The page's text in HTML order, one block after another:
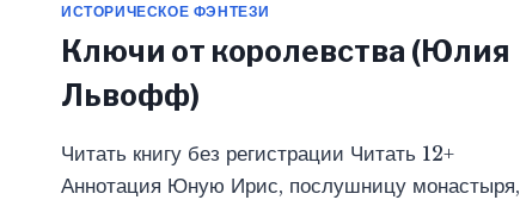
ИСТОРИЧЕСКОЕ ФЭНТЕЗИ
Ключи от королевства (Юлия
Львофф)
Читать книгу без регистрации Читать 12+
Аннотация Юную Ирис, послушницу монастыря,